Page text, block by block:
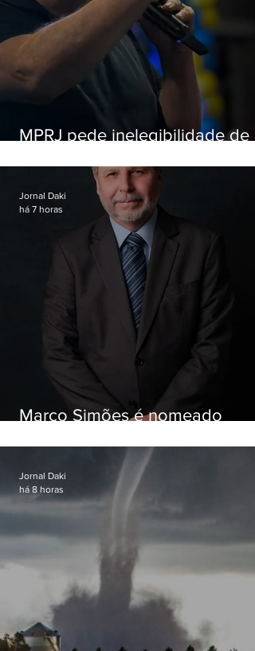
MPRJ pede inelegibilidade de
Marco Simões é nomeado
Jornal Daki
há 7 horas
Jornal Daki
há 8 horas